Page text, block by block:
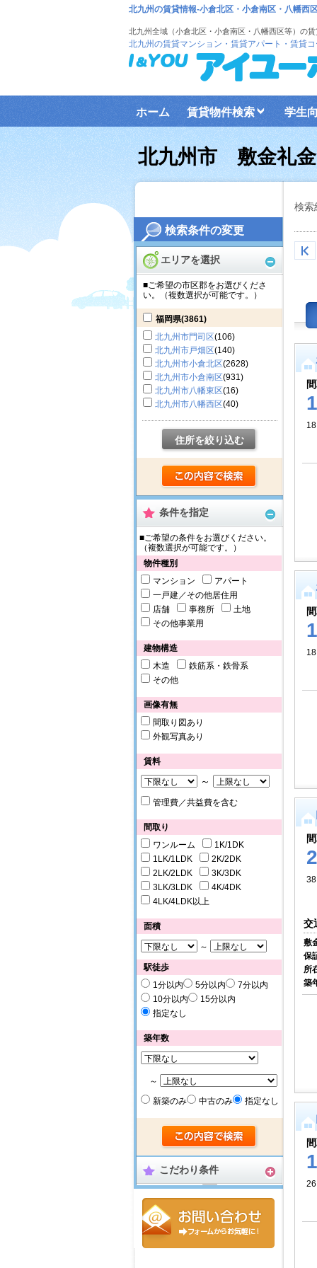
検索条件の変更
エリアを選択
■ご希望の市区郡をお選びくださ
い。（複数選択が可能です。）
福岡県(3861)
北九州市門司区(106)
北九州市戸畑区(140)
北九州市小倉北区(2628)
北九州市小倉南区(931)
北九州市八幡東区(16)
北九州市八幡西区(40)
住所を絞り込む
条件を指定
■ご希望の条件をお選びください。
（複数選択が可能です。）
物件種別
マンション
アパート
一戸建／その他居住用
店舗
事務所
土地
その他事業用
建物構造
木造
鉄筋系・鉄骨系
その他
画像有無
間取り図あり
外観写真あり
賃料
～
管理費／共益費を含む
間取り
ワンルーム
1K/1DK
1LK/1LDK
2K/2DK
2LK/2LDK
3K/3DK
3LK/3LDK
4K/4DK
4LK/4LDK以上
面積
～
駅徒歩
1分以内
5分以内
7分以内
10分以内
15分以内
指定なし
築年数
～
新築のみ
中古のみ 指定なし
こだわり条件
北九州の賃貸情報-小倉北区・小倉南区・八幡西
北九州全域（小倉北区・小倉南区・八幡西区等）の
北九州の賃貸マンション・賃貸アパート・賃貸
ホーム 賃貸物件検索 学生
北九州市 敷金礼
検索
交
敷
保
所
築